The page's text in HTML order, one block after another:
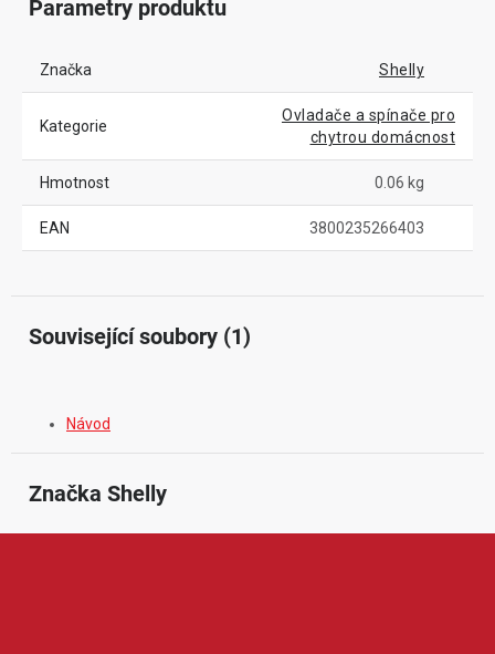
Parametry produktu
Značka Shelly
Kategorie
Ovladače a spínače pro
chytrou domácnost
Hmotnost 0.06 kg
EAN 3800235266403
Související soubory (1)
Návod
Značka Shelly